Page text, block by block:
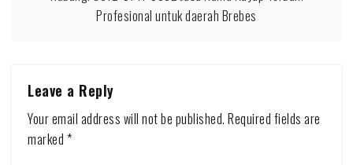
Profesional untuk daerah Brebes
Leave a Reply
Your email address will not be published. Required fields are
marked *